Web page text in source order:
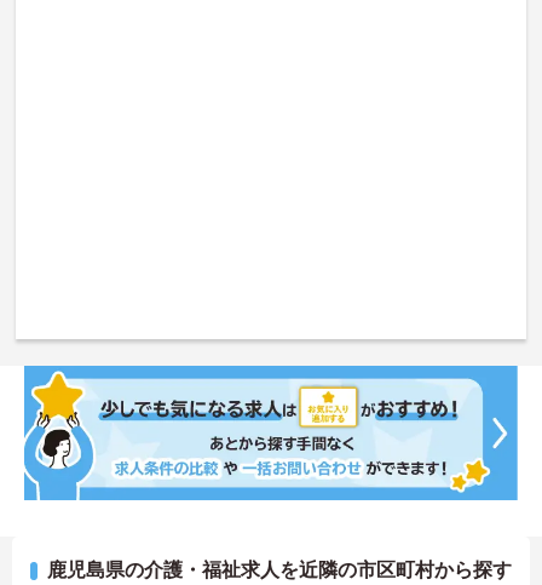
鹿児島県の介護・福祉求人を近隣の市区町村から探す